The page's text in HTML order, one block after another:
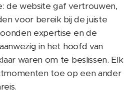
de website gaf vertrouwen,
voor bereik bij de juiste
expertise en de
in het hoofd van
waren om te beslissen. Elk
toe op een ander